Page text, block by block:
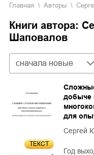
Главная Aвторы
Книги автора:
Шаповалов
Сортировка
сначала новые
ТЕКСТ
добыче
для
Сергей
Год